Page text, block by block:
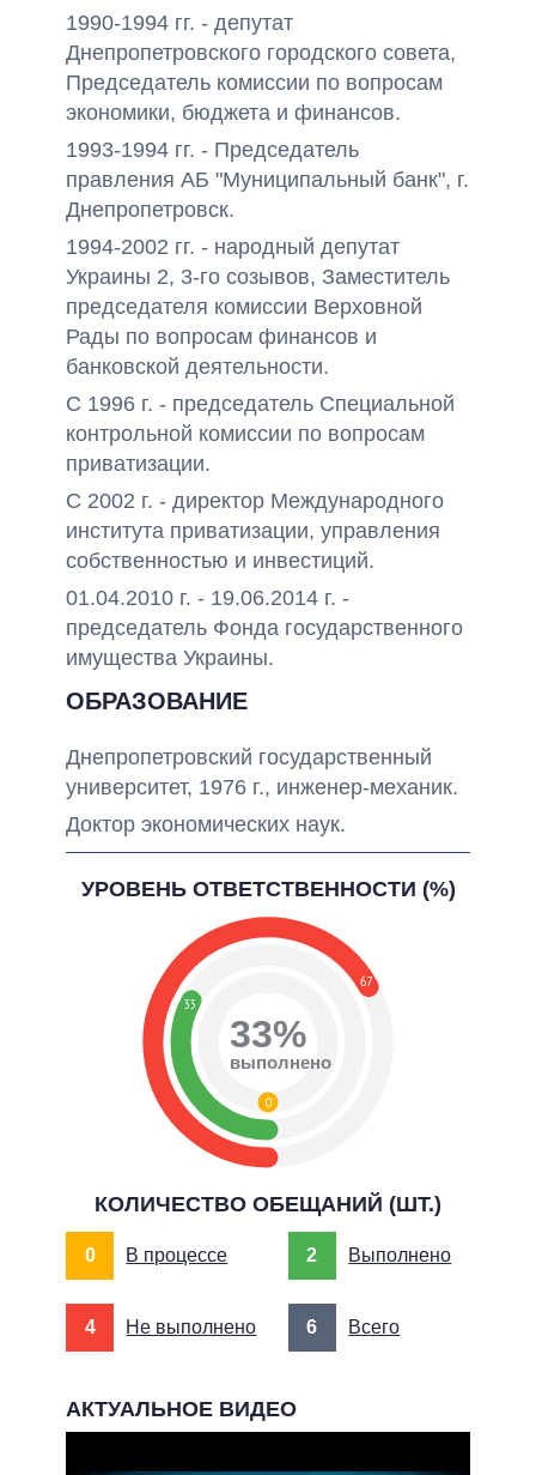
1990-1994 гг. - депутат
Днепропетровского городского совета,
Председатель комиссии по вопросам
экономики, бюджета и финансов.
1993-1994 гг. - Председатель
правления АБ "Муниципальный банк", г.
Днепропетровск.
1994-2002 гг. - народный депутат
Украины 2, 3-го созывов, Заместитель
председателя комиссии Верховной
Рады по вопросам финансов и
банковской деятельности.
С 1996 г. - председатель Специальной
контрольной комиссии по вопросам
приватизации.
С 2002 г. - директор Международного
института приватизации, управления
собственностью и инвестиций.
01.04.2010 г. - 19.06.2014 г. -
председатель Фонда государственного
имущества Украины.
ОБРАЗОВАНИЕ
Днепропетровский государственный
университет, 1976 г., инженер-механик.
Доктор экономических наук.
УРОВЕНЬ ОТВЕТСТВЕННОСТИ (%)
67
33
0
33%
выполнено
КОЛИЧЕСТВО ОБЕЩАНИЙ (ШТ.)
0 В процессе 2 Выполнено
4 Не выполнено 6 Всего
АКТУАЛЬНОЕ ВИДЕО